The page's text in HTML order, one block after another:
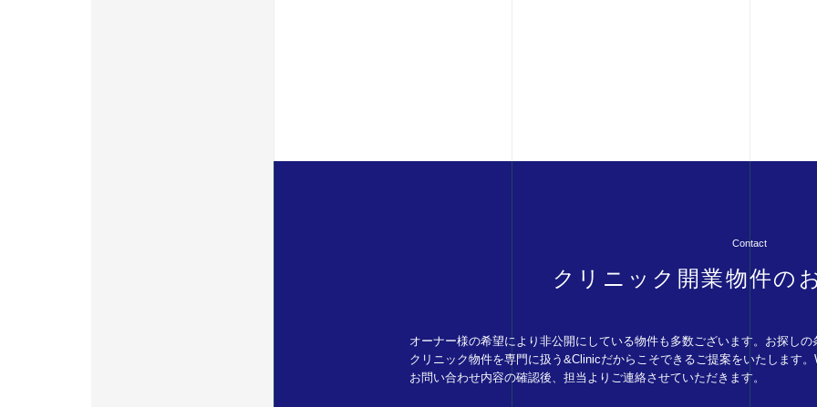
Contact
クリニック開業物件の
オーナー様の希望により非公開にしている物件も多数ございます。お探し
クリニック物件を専門に扱う&Clinicだからこそできるご提案をいたします
お問い合わせ内容の確認後、担当よりご連絡させていただきます。